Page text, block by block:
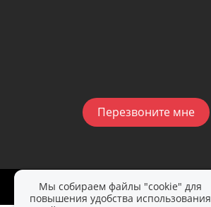
Перезвоните мне
ИдеалСтройИнвест | 2025
Мы собираем файлы "cookie" для
повышения удобства использования